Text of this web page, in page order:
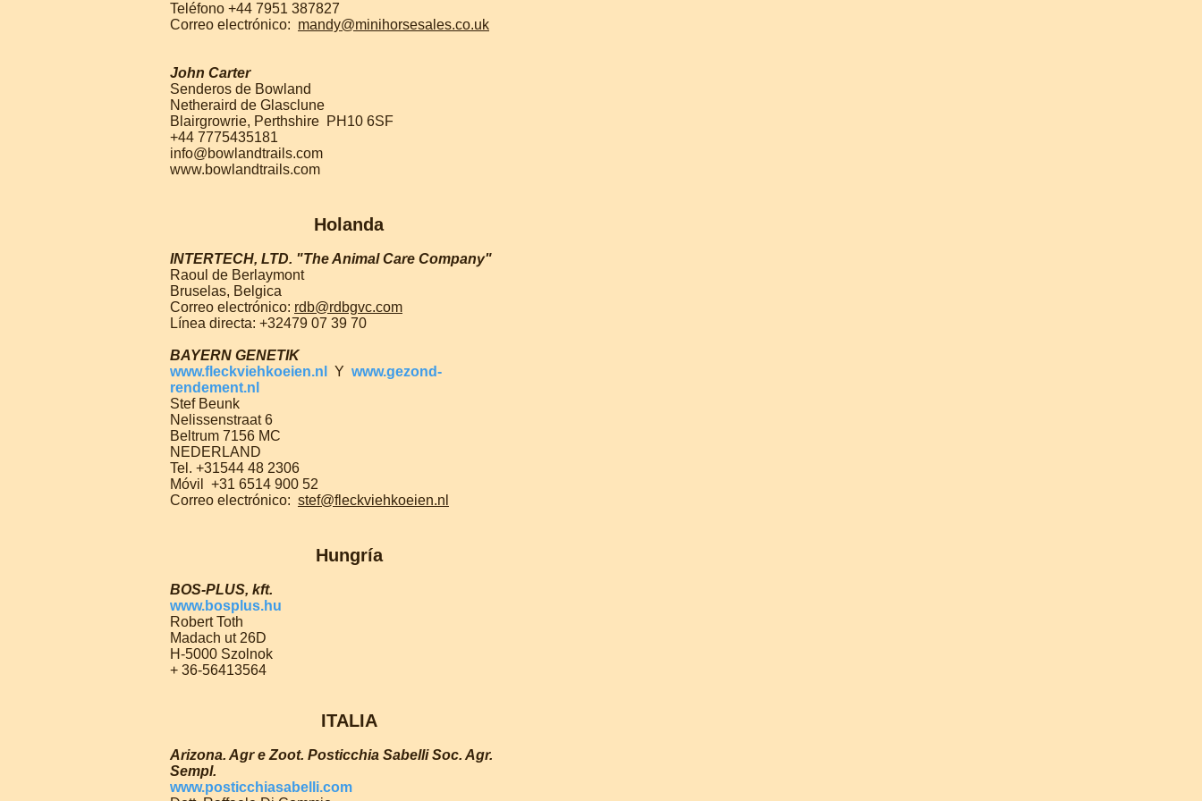
Teléfono +44 7951 387827
Correo electrónico: mandy@minihorsesales.co.uk
John Carter
Senderos de Bowland
Netheraird de Glasclune
Blairgrowrie, Perthshire PH10 6SF
+44 7775435181
info@bowlandtrails.com
www.bowlandtrails.com
Holanda
INTERTECH, LTD. "The Animal Care Company"
Raoul de Berlaymont
Bruselas, Belgica
Correo electrónico: rdb@rdbgvc.com
Línea directa: +32479 07 39 70
BAYERN GENETIK
www.fleckviehkoeien.nl
Y www.gezond-
rendement.nl
Stef Beunk
Nelissenstraat 6
Beltrum 7156 MC
NEDERLAND
Tel. +31544 48 2306
Móvil
+31 6514 900 52
Correo electrónico: stef@fleckviehkoeien.nl
Hungría
BOS-PLUS, kft.
www.bosplus.hu
Robert Toth
Madach ut 26D
H-5000 Szolnok
+ 36-56413564
ITALIA
Arizona. Agr e Zoot. Posticchia Sabelli Soc. Agr.
Sempl.
www.posticchiasabelli.com